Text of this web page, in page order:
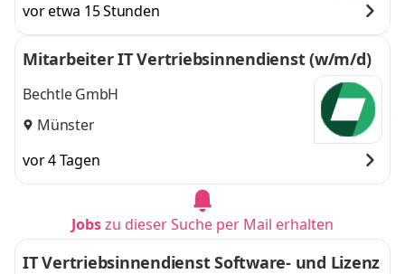
vor etwa 15 Stunden
Mitarbeiter IT Vertriebsinnendienst (w/m/d)
Bechtle GmbH
Münster
vor 4 Tagen
Jobszu dieser Suche per Mail erhalten
IT Vertriebsinnendienst Software- und Lizenz